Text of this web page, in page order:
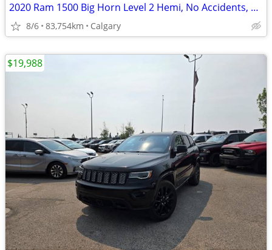
2020 Ram 1500 Big Horn Level 2 Hemi, No Accidents, Local Unit #260460A
8/6 83,754km Calgary
$19,988